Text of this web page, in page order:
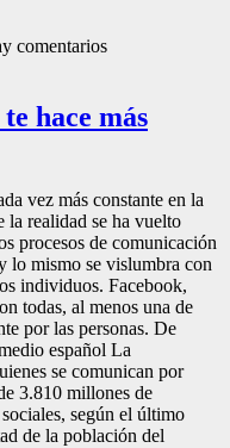
comentarios
hace más
vez más constante en la
la realidad se ha vuelto
procesos de comunicación
lo mismo se vislumbra con
individuos. Facebook,
todas, al menos una de
por las personas. De
español La
se comunican por
3.810 millones de
según el último
de la población del